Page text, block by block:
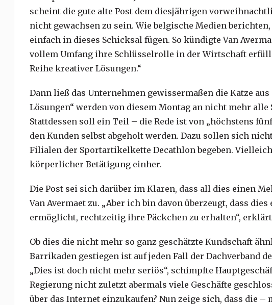
scheint die gute alte Post dem diesjährigen
nicht gewachsen zu sein. Wie belgische Medien
einfach in dieses Schicksal fügen. So kündigte Van
vollem Umfang ihre Schlüsselrolle in der Wirtschaft
Reihe kreativer Lösungen.“
Dann ließ das Unternehmen gewissermaßen die Katze
Lösungen“ werden von diesem Montag an nicht mehr
Stattdessen soll ein Teil – die Rede ist von „höchstens
den Kunden selbst abgeholt werden. Dazu sollen sich
Filialen der Sportartikelkette Decathlon begeben.
körperlicher Betätigung einher.
Die Post sei sich darüber im Klaren, dass all dies einen
Van Avermaet zu. „Aber ich bin davon überzeugt, dass
ermöglicht, rechtzeitig ihre Päckchen zu erhalten“,
Ob dies die nicht mehr so ganz geschätzte Kundschaft
Barrikaden gestiegen ist auf jeden Fall der Dachverband
„Dies ist doch nicht mehr seriös“, schimpfte
Regierung nicht zuletzt abermals viele Geschäfte
über das Internet einzukaufen? Nun zeige sich, dass die